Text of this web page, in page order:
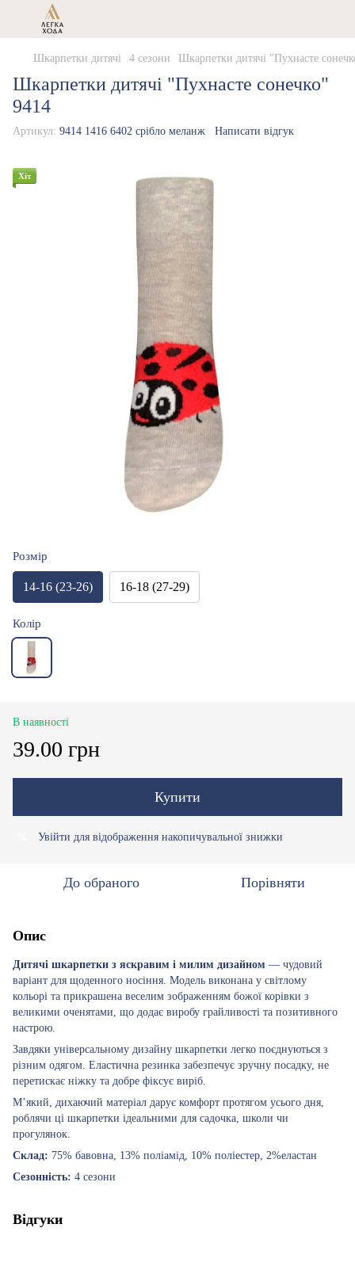
Шкарпетки дитячі 4 сезони Шкарпетки дитячі "Пухнасте
Шкарпетки дитячі "Пухнасте сонечко"
9414
Артикул: 9414 1416 6402 срібло меланж Написати відгук
Хіт
Розмір
14-16 (23-26) 16-18 (27-29)
Колір
В наявності
39.00 грн
Купити
Увійти для відображення накопичувальної знижки
До обраного Порівняти
Опис
Дитячі шкарпетки з яскравим і милим дизайном — чудовий
варіант для щоденного носіння. Модель виконана у світлому
кольорі та прикрашена веселим зображенням божої корівки з
великими оченятами, що додає виробу грайливості та позитивного
настрою.
Завдяки універсальному дизайну шкарпетки легко поєднуються з
різним одягом. Еластична резинка забезпечує зручну посадку, не
перетискає ніжку та добре фіксує виріб.
М’який, дихаючий матеріал дарує комфорт протягом усього дня,
роблячи ці шкарпетки ідеальними для садочка, школи чи
прогулянок.
Склад: 75% бавовна, 13% поліамід, 10% поліестер, 2%еластан
Сезонність: 4 сезони
Відгуки